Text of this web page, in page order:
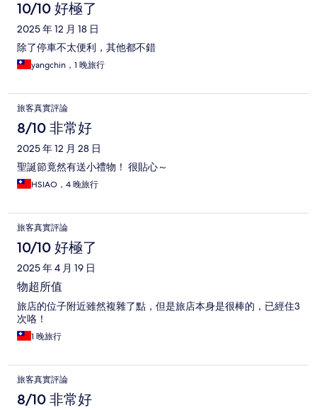
10/10 好極了
2025 年 12 月 18 日
除了停車不太便利，其他都不錯
yangchin，1 晚旅行
旅客真實評論
8/10 非常好
2025 年 12 月 28 日
聖誕節竟然有送小禮物！ 很貼心～
HSIAO，4 晚旅行
旅客真實評論
10/10 好極了
2025 年 4 月 19 日
物超所值
旅店的位子附近雖然複雜了點，但是旅店本身是很棒的，已經住3
次咯！
1 晚旅行
旅客真實評論
8/10 非常好